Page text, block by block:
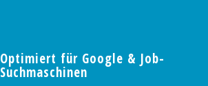
Optimiert für Google & Job-
Suchmaschinen